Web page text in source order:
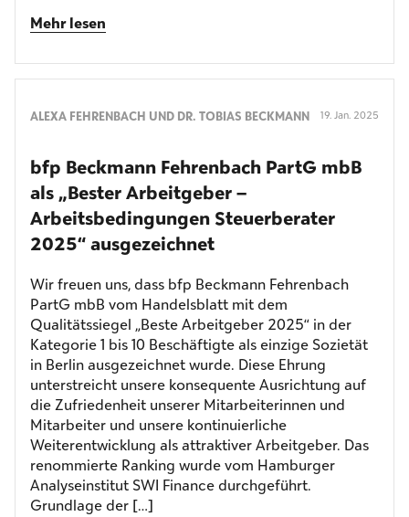
Mehr lesen
ALEXA FEHRENBACH UND DR. TOBIAS BECKMANN 19. Jan. 2025
bfp Beckmann Fehrenbach PartG mbB
als „Bester Arbeitgeber –
Arbeitsbedingungen Steuerberater
2025“ ausgezeichnet
Wir freuen uns, dass bfp Beckmann Fehrenbach
PartG mbB vom Handelsblatt mit dem
Qualitätssiegel „Beste Arbeitgeber 2025“ in der
Kategorie 1 bis 10 Beschäftigte als einzige Sozietät
in Berlin ausgezeichnet wurde. Diese Ehrung
unterstreicht unsere konsequente Ausrichtung auf
die Zufriedenheit unserer Mitarbeiterinnen und
Mitarbeiter und unsere kontinuierliche
Weiterentwicklung als attraktiver Arbeitgeber. Das
renommierte Ranking wurde vom Hamburger
Analyseinstitut SWI Finance durchgeführt.
Grundlage der […]